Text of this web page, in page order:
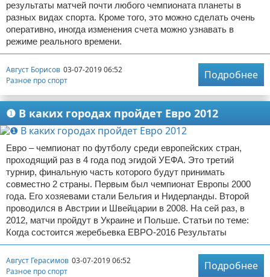
результаты матчей почти любого чемпионата планеты в
разных видах спорта. Кроме того, это можно сделать очень
оперативно, иногда изменения счета можно узнавать в
режиме реального времени.
Август Борисов 03-07-2019 06:52
Разное про спорт
Подробнее
❶ В каких городах пройдет Евро 2012
Евро – чемпионат по футболу среди европейских стран,
проходящий раз в 4 года под эгидой УЕФА. Это третий
турнир, финальную часть которого будут принимать
совместно 2 страны. Первым был чемпионат Европы 2000
года. Его хозяевами стали Бельгия и Нидерланды. Второй
проводился в Австрии и Швейцарии в 2008. На сей раз, в
2012, матчи пройдут в Украине и Польше. Статьи по теме:
Когда состоится жеребьевка ЕВРО-2016 Результаты
Август Герасимов 03-07-2019 06:52
Разное про спорт
Подробнее